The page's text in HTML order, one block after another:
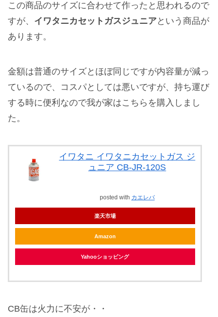
この商品のサイズに合わせて作ったと思われるので
すが、 イワタニカセットガスジュニアという商品が
あります。
金額は普通のサイズとほぼ同じですが内容量が減っ
ているので、コスパとしては悪いですが、持ち運び
する時に便利なので我が家はこちらを購入しまし
た。
イワタニ イワタニカセットガス ジ
ュニア CB-JR-120S
posted with カエレバ
楽天市場
Amazon
Yahooショッピング
CB缶は火力に不安が・・